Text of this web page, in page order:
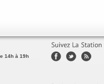
14h à 19h